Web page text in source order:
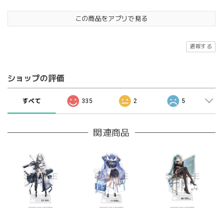
この商品をアプリで見る
通報する
ショップの評価
すべて 335 2 5
関連商品